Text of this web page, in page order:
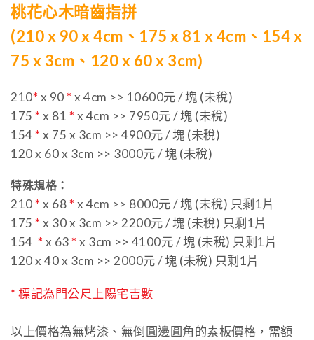
桃花心木暗齒指拼
(210 x 90 x 4cm、175 x 81 x 4cm、154 x
75 x 3cm、120 x 60 x 3cm)
210* x 90* x 4cm >> 10600元 / 塊 (未稅)
175 * x 81 * x 4cm >> 7950元 / 塊 (未稅)
154* x 75 x 3cm >> 4900元 / 塊 (未稅)
120 x 60 x 3cm >> 3000元 / 塊 (未稅)
特殊規格：
210* x 68* x 4cm >> 8000元 / 塊 (未稅) 只剩1片
175 * x 30 x 3cm >> 2200元 / 塊 (未稅) 只剩1片
154 * x 63* x 3cm >> 4100元 / 塊 (未稅) 只剩1片
120 x 40 x 3cm >> 2000元 / 塊 (未稅) 只剩1片
* 標記為門公尺上陽宅吉數
以上價格為無烤漆、無倒圓邊圓角的素板價格，需額